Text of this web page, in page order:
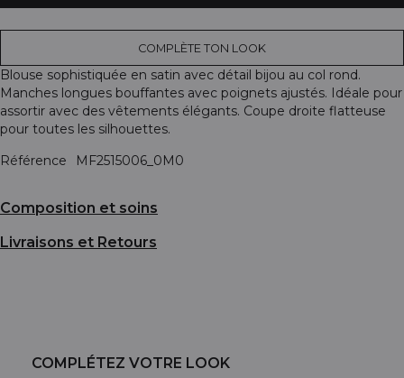
COMPLÈTE TON LOOK
Blouse sophistiquée en satin avec détail bijou au col rond.
Manches longues bouffantes avec poignets ajustés. Idéale pour
assortir avec des vêtements élégants. Coupe droite flatteuse
pour toutes les silhouettes.
Référence
MF2515006_0M0
Composition et soins
Livraisons et Retours
COMPLÉTEZ VOTRE LOOK